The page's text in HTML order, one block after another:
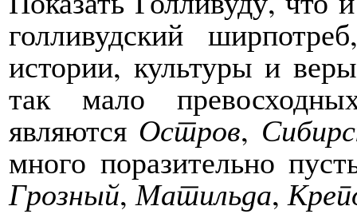
голливудский
истории, культуры и
так мало
являются Остров,
много поразительно
Грозный,Матильда,